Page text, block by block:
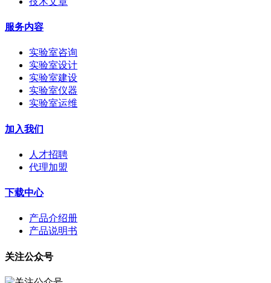
服务内容
实验室咨询
实验室设计
实验室建设
实验室仪器
实验室运维
加入我们
人才招聘
代理加盟
下载中心
产品介绍册
产品说明书
关注公众号